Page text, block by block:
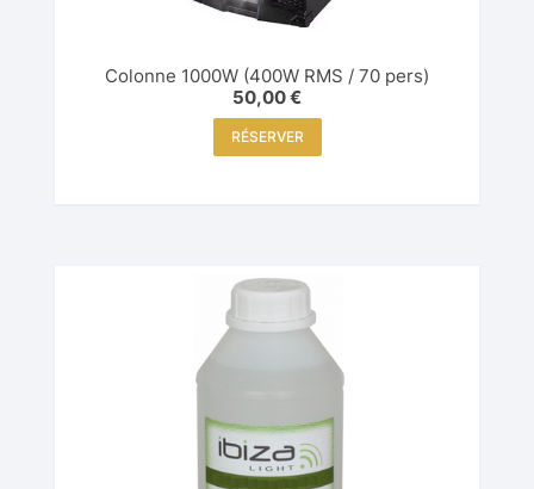
Colonne 1000W (400W RMS / 70 pers)
50,00€
RÉSERVER